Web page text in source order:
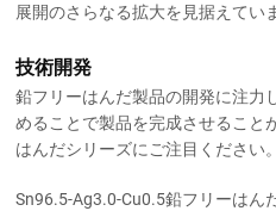
展開のさらなる拡大を見据えてい
技術開発
鉛フリーはんだ製品の開発に注力
めることで製品を完成させること
はんだシリーズにご注目ください。
Sn96.5-Ag3.0-Cu0.5鉛フリーはん